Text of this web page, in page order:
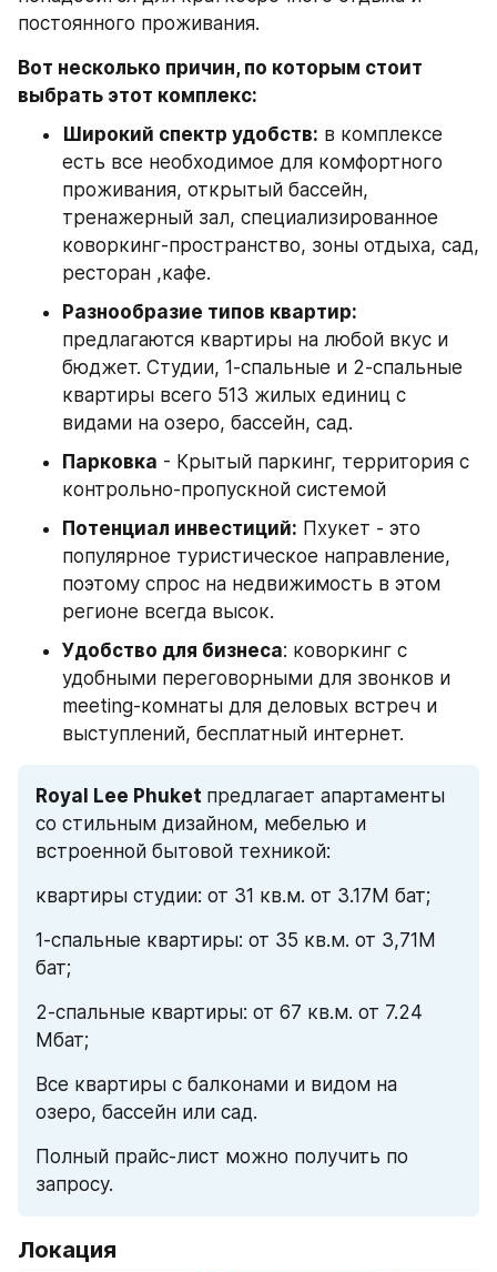
постоянного проживания.
Вот несколько причин, по которым стоит
выбрать этот комплекс:
Широкий спектр удобств: в комплексе
есть все необходимое для комфортного
проживания, открытый бассейн,
тренажерный зал, специализированное
коворкинг-пространство, зоны отдыха, сад,
ресторан ,кафе.
Разнообразие типов квартир:
предлагаются квартиры на любой вкус и
бюджет. Студии, 1-спальные и 2-спальные
квартиры всего 513 жилых единиц с
видами на озеро, бассейн, сад.
Парковка - Крытый паркинг, территория с
контрольно-пропускной системой
Потенциал инвестиций: Пхукет - это
популярное туристическое направление,
поэтому спрос на недвижимость в этом
регионе всегда высок.
Удобство для бизнеса: коворкинг с
удобными переговорными для звонков и
meeting-комнаты для деловых встреч и
выступлений, бесплатный интернет.
Royal Lee Phuket предлагает апартаменты
со стильным дизайном, мебелью и
встроенной бытовой техникой:
квартиры студии: от 31 кв.м. от 3.17М бат;
1-спальные квартиры: от 35 кв.м. от 3,71М
бат;
2-спальные квартиры: от 67 кв.м. от 7.24
Мбат;
Все квартиры с балконами и видом на
озеро, бассейн или сад.
Полный прайс-лист можно получить по
запросу.
Локация